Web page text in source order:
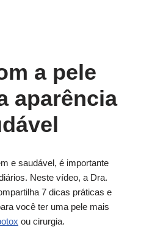
a pele
aparência
e saudável, é importante
Neste vídeo, a Dra.
7 dicas práticas e
você ter uma pele mais
ou cirurgia.